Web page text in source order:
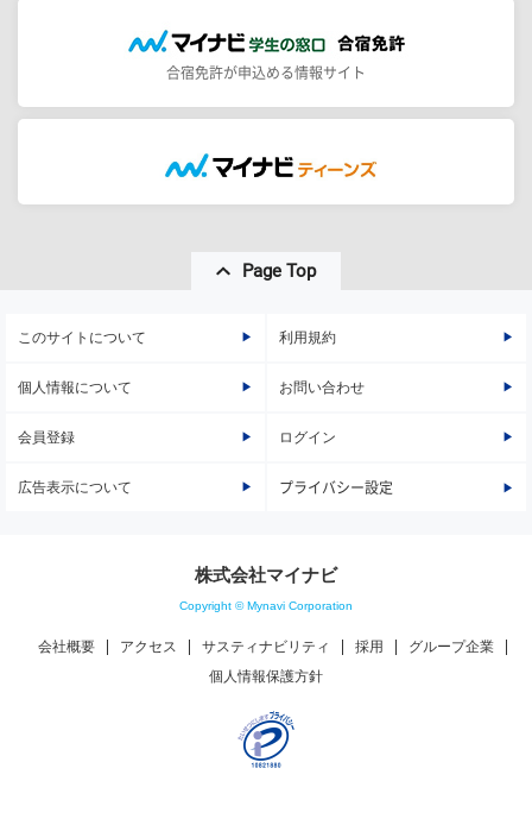
合宿免許が申込める情報サイト
Page Top
このサイトについて 利用規約
個人情報について お問い合わせ
会員登録 ログイン
広告表示について プライバシー設定
株式会社マイナビ
Copyright © Mynavi Corporation
会社概要 アクセス サスティナビリティ 採用
グループ企業
個人情報保護方針